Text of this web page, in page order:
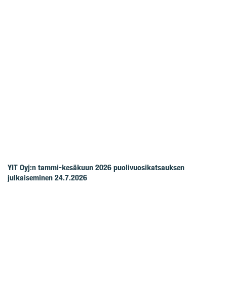
YIT Oyj:n tammi-kesäkuun 2026 puolivuosikatsauksen
julkaiseminen 24.7.2026